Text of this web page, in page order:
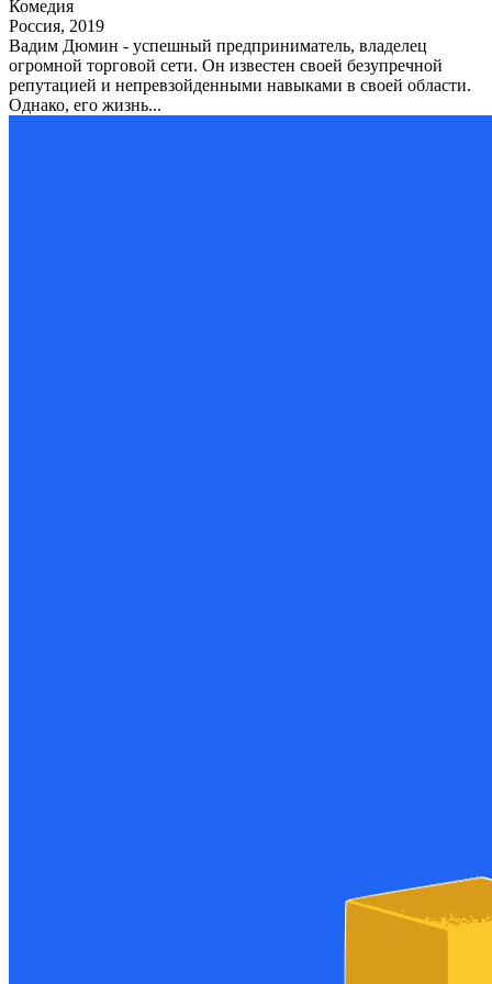
Комедия
Россия, 2019
Вадим Дюмин - успешный предприниматель, владелец
огромной торговой сети. Он известен своей безупречной
репутацией и непревзойденными навыками в своей области.
Однако, его жизнь...